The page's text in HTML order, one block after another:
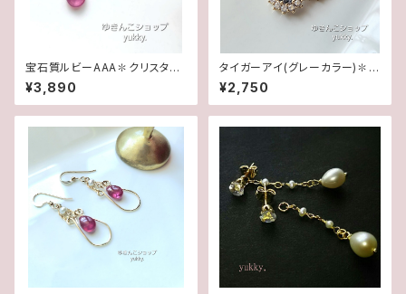
宝石質ルビーAAA✽クリスタル1
4kgfデザインピアス/イヤリング
¥3,890
タイガーアイ(グレーカラー)✽フ
レームガラス14kgfピアス/イヤ
リング
¥2,750